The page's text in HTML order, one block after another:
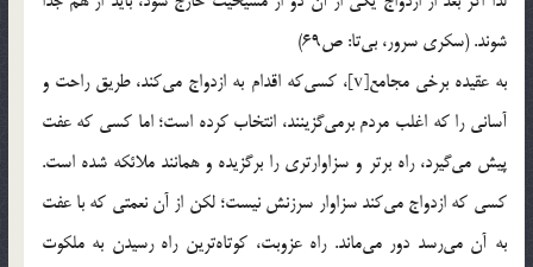
شوند. (سكري سرور، بي‌تا: ص69)
به عقيده برخي مجامع[v]، كسي‌كه اقدام به ازدواج مي‌كند، طريق راحت و
آساني را كه اغلب مردم برمي‌گزينند، انتخاب كرده است؛ اما كسي كه عفت
پيش مي‌گيرد، راه برتر و سزاوارتري را برگزيده و همانند ملائكه شده است.
كسي كه ازدواج مي‌كند سزاوار سرزنش نيست؛ لكن از آن نعمتي كه با عفت
به آن مي‌رسد دور مي‌ماند. راه عزوبت، كوتاه‌ترين راه رسيدن به ملكوت